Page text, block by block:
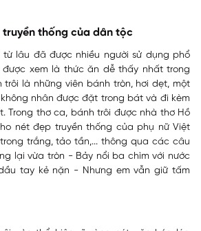
truyền thống của dân tộc
từ lâu đã được nhiều người sử dụng phổ
xem là thức ăn dễ thấy nhất trong
trôi là những viên bánh tròn, hơi dẹt, một
nhân được đặt trong bát và đi kèm
Trong thơ ca, bánh trôi được nhà thơ Hồ
nét đẹp truyền thống của phụ nữ Việt
trắng, tảo tần,... thông qua các câu
lại vừa tròn - Bảy nổi ba chìm với nước
tay kẻ nặn - Nhưng em vẫn giữ tấm